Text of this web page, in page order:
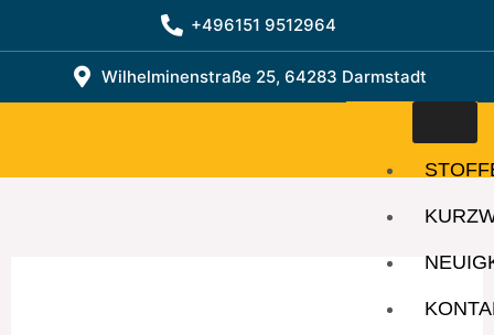
Inhalt
springen
+496151 9512964
Wilhelminenstraße 25, 64283 Darmstadt